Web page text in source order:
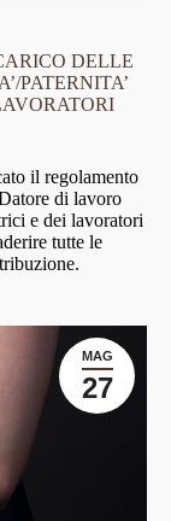
DELLE
PATERNITA’
il regolamento
di lavoro
e dei lavoratori
tutte le
MAG
27